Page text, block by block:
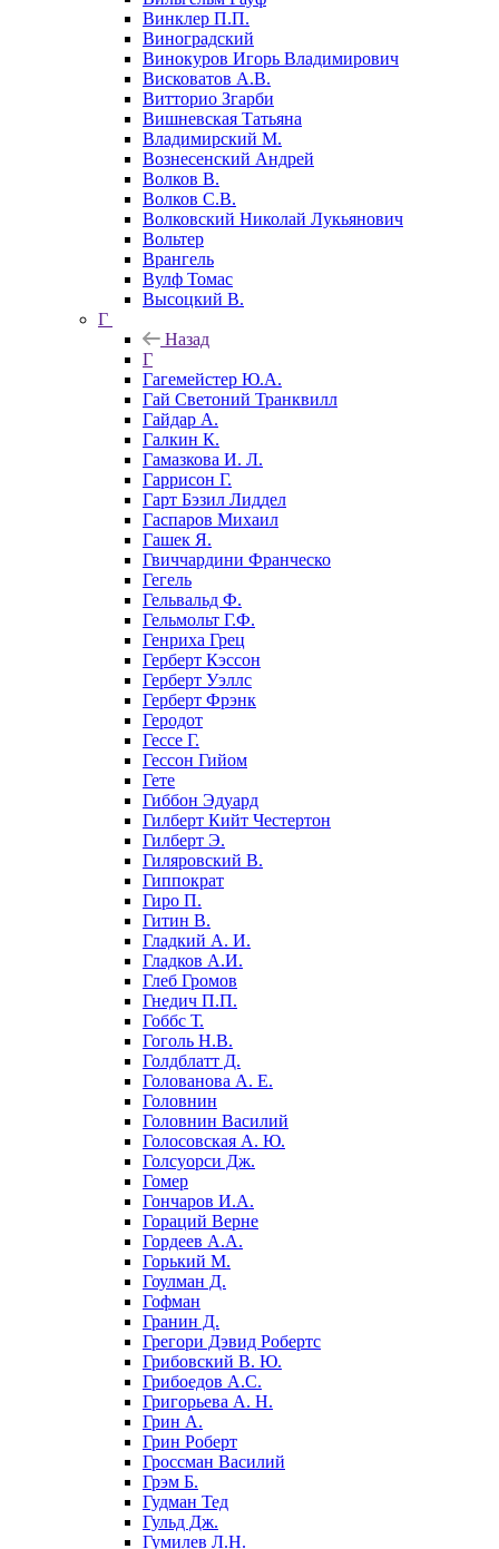
Винклер П.П.
Виноградский
Винокуров Игорь Владимирович
Висковатов А.В.
Витторио Згарби
Вишневская Татьяна
Владимирский М.
Вознесенский Андрей
Волков В.
Волков С.В.
Волковский Николай Лукьянович
Вольтер
Врангель
Вулф Томас
Высоцкий В.
Г
Назад
Г
Гагемейстер Ю.А.
Гай Светоний Транквилл
Гайдар А.
Галкин К.
Гамазкова И. Л.
Гаррисон Г.
Гарт Бэзил Лиддел
Гаспаров Михаил
Гашек Я.
Гвиччардини Франческо
Гегель
Гельвальд Ф.
Гельмольт Г.Ф.
Генриха Грец
Герберт Кэссон
Герберт Уэллс
Герберт Фрэнк
Геродот
Гессе Г.
Гессон Гийом
Гете
Гиббон Эдуард
Гилберт Кийт Честертон
Гилберт Э.
Гиляровский В.
Гиппократ
Гиро П.
Гитин В.
Гладкий А. И.
Гладков А.И.
Глеб Громов
Гнедич П.П.
Гоббс Т.
Гоголь Н.В.
Голдблатт Д.
Голованова А. Е.
Головнин
Головнин Василий
Голосовская А. Ю.
Голсуорси Дж.
Гомер
Гончаров И.А.
Гораций Верне
Гордеев А.А.
Горький М.
Гоулман Д.
Гофман
Гранин Д.
Грегори Дэвид Робертс
Грибовский В. Ю.
Грибоедов А.С.
Григорьева А. Н.
Грин А.
Грин Роберт
Гроссман Василий
Грэм Б.
Гудман Тед
Гульд Дж.
Гумилев Л.Н.